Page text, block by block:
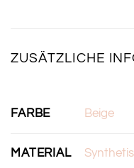
ZUSÄTZLICHE
FARBE Beige
MATERIAL